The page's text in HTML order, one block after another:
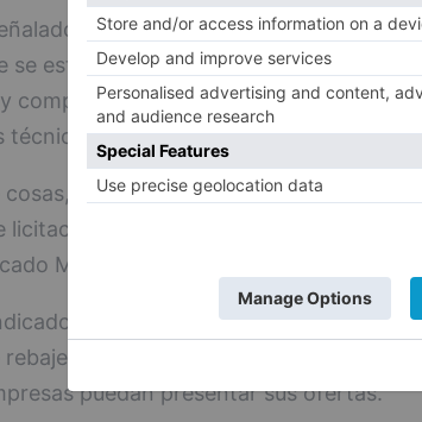
la importancia de cumplir la
se está trabajando en los pliegos, a la
complicado reducir más el presupuesto
técnicos municipales.
la Junta de Gobierno ha declarado
de la concesión demanial del
Municipal G-9.
que en la actualidad se está
el canon de 843 euros para que
puedan presentar sus ofertas.